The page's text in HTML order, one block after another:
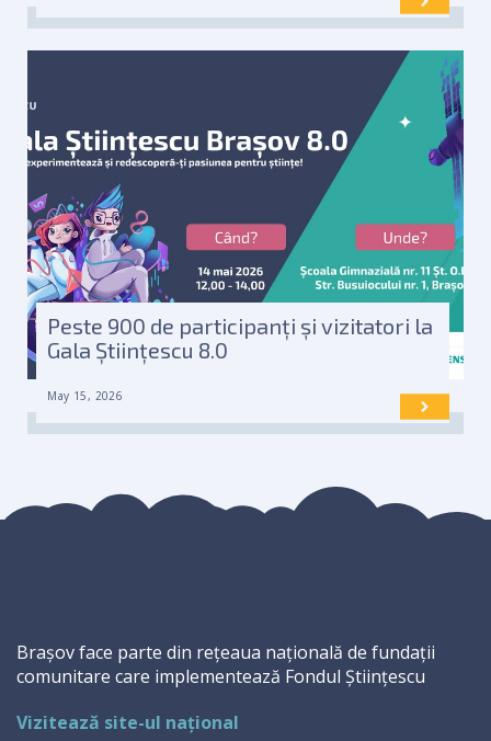
Peste 900 de participanți și vizitatori la
Gala Științescu 8.0
May 15, 2026
Brașov face parte din rețeaua națională de fundații
comunitare care implementează Fondul Științescu
Vizitează site-ul național